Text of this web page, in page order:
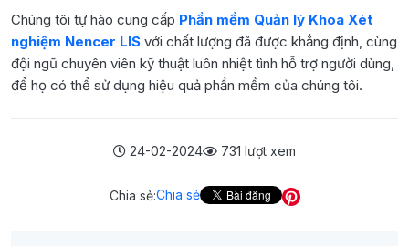
Chúng tôi tự hào cung cấp Phần mềm Quản lý Khoa Xét
nghiệm Nencer LIS với chất lượng đã được khẳng định, cùng
đội ngũ chuyên viên kỹ thuật luôn nhiệt tình hỗ trợ người dùng,
để họ có thể sử dụng hiệu quả phần mềm của chúng tôi.
24-02-2024 731 lượt xem
Chia sẻ:Chia sẻ